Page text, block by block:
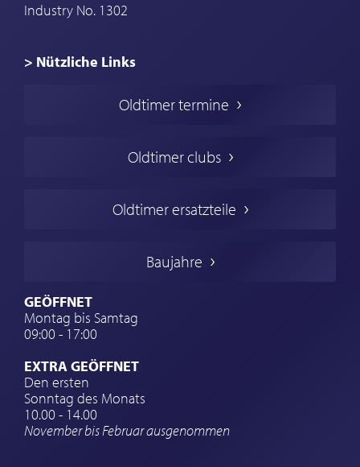
Industry No. 1302
> Nützliche Links
Oldtimers in Europa
Englische Oldtimer
Deutsche Oldtimer
Schwedische Oldtimer
Oldtimer mit h-kennzeichen
Auto Oldtimer Markt
Oldtimer-Versicherung
Oldtimer-Clubs
Oldtimer-Reisen
Oldtimer termine
Oldtimer clubs
Oldtimer ersatzteile
Baujahre
GEÖFFNET
Montag bis Samtag
09:00 - 17:00
EXTRA GEÖFFNET
Den ersten
Sonntag des Monats
10.00 - 14.00
November bis Februar ausgenommen